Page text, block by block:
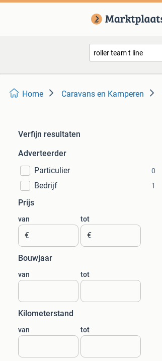
Home Caravans en Kamperen
Verfijn resultaten
Adverteerder
Particulier
0
Bedrijf 1
Prijs
van
€
tot
€
Bouwjaar
van tot
Kilometerstand
van tot